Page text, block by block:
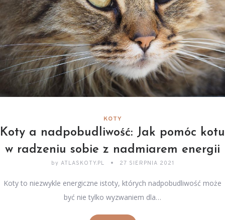
KOTY
Koty a nadpobudliwość: Jak pomóc kotu
w radzeniu sobie z nadmiarem energii
by ATLASKOTY.PL 27 SIERPNIA 2021
Koty to niezwykle energiczne istoty, których nadpobudliwość może
być nie tylko wyzwaniem dla…